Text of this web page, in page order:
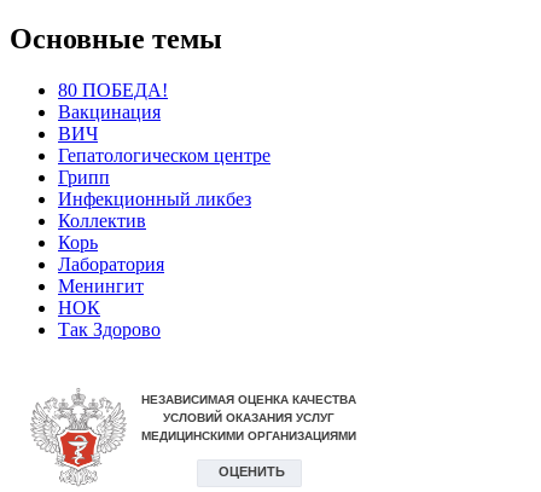
Основные темы
80 ПОБЕДА!
Вакцинация
ВИЧ
Гепатологическом центре
Грипп
Инфекционный ликбез
Коллектив
Корь
Лаборатория
Менингит
НОК
Так Здорово